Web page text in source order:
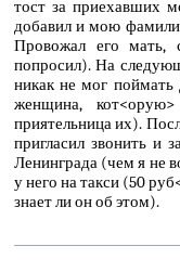
тост за приехавших
добавил и мою
Провожал его
попросил). На
никак не мог
женщина,
приятельница их).
пригласил звонить и
Ленинграда (чем я не
у него на такси (50
знает ли он об этом).